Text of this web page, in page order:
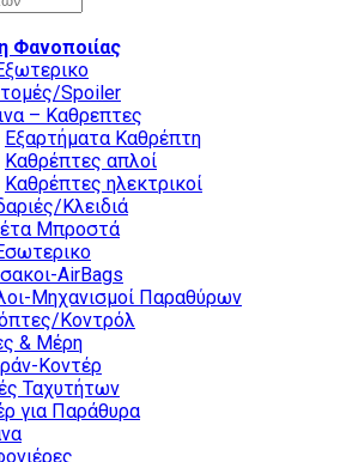
Φανοποιίας
Spoiler
– Καθρεπτες
Εξαρτήματα Καθρέπτη
Καθρέπτες απλοί
Καθρέπτες ηλεκτρικοί
Κλειδιά
Μπροστά
AirBags
Μηχανισμοί Παραθύρων
Κοντρόλ
& Μέρη
Κοντέρ
Ταχυτήτων
για Παράθυρα